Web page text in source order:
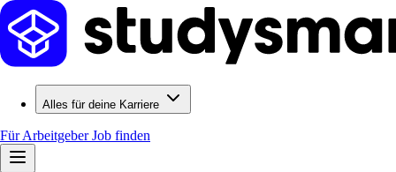
Alles für deine Karriere
Für ArbeitgeberJob finden